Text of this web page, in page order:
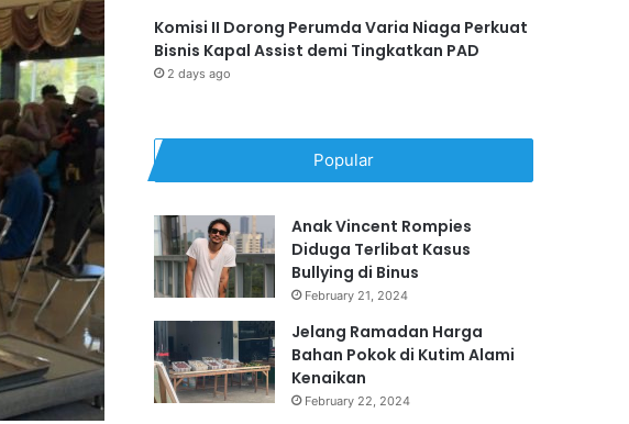
Komisi II Dorong Perumda Varia Niaga Perkuat
Bisnis Kapal Assist demi Tingkatkan PAD
2 days ago
Popular
Anak Vincent Rompies
Diduga Terlibat Kasus
Bullying di Binus
February 21, 2024
Jelang Ramadan Harga
Bahan Pokok di Kutim Alami
Kenaikan
February 22, 2024